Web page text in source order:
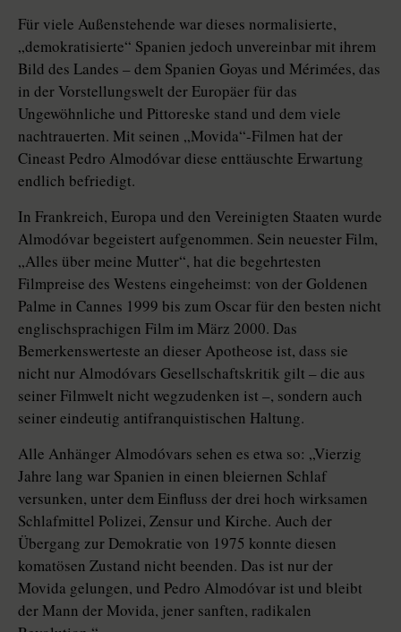
Für viele Außenstehende war dieses normalisierte,
„demokratisierte“ Spanien jedoch unvereinbar mit ihrem
Bild des Landes – dem Spanien Goyas und Mérimées, das
in der Vorstellungswelt der Europäer für das
Ungewöhnliche und Pittoreske stand und dem viele
nachtrauerten. Mit seinen „Movida“-Filmen hat der
Cineast Pedro Almodóvar diese enttäuschte Erwartung
endlich befriedigt.
In Frankreich, Europa und den Vereinigten Staaten wurde
Almodóvar begeistert aufgenommen. Sein neuester Film,
„Alles über meine Mutter“, hat die begehrtesten
Filmpreise des Westens eingeheimst: von der Goldenen
Palme in Cannes 1999 bis zum Oscar für den besten nicht
englischsprachigen Film im März 2000. Das
Bemerkenswerteste an dieser Apotheose ist, dass sie
nicht nur Almodóvars Gesellschaftskritik gilt – die aus
seiner Filmwelt nicht wegzudenken ist –, sondern auch
seiner eindeutig antifranquistischen Haltung.
Alle Anhänger Almodóvars sehen es etwa so: „Vierzig
Jahre lang war Spanien in einen bleiernen Schlaf
versunken, unter dem Einfluss der drei hoch wirksamen
Schlafmittel Polizei, Zensur und Kirche. Auch der
Übergang zur Demokratie von 1975 konnte diesen
komatösen Zustand nicht beenden. Das ist nur der
Movida gelungen, und Pedro Almodóvar ist und bleibt
der Mann der Movida, jener sanften, radikalen